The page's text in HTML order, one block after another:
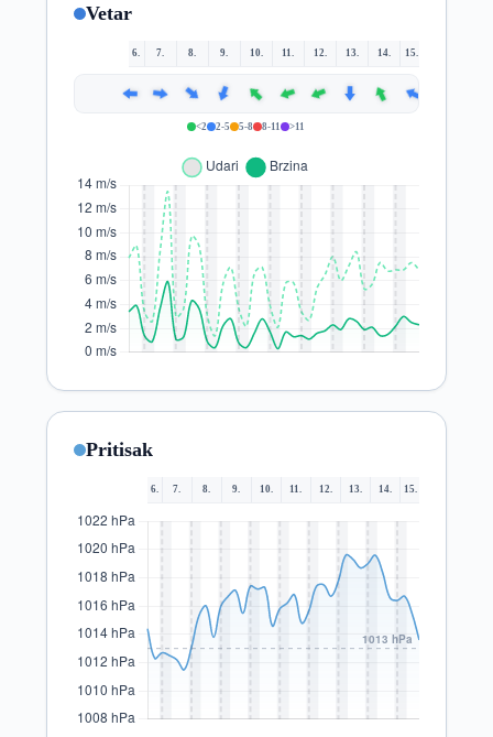
Vetar
6. 7. 8. 9. 10. 11. 12. 13. 14. 15.
Pritisak
6. 7. 8. 9. 10. 11. 12. 13. 14. 15.